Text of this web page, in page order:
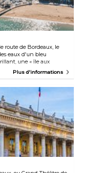
route de Bordeaux, le
eaux d'un bleu
une « île aux
dans un
pour une journée à la
chanteurs, mais aussi
en vedette, c'est
Plus d'informations